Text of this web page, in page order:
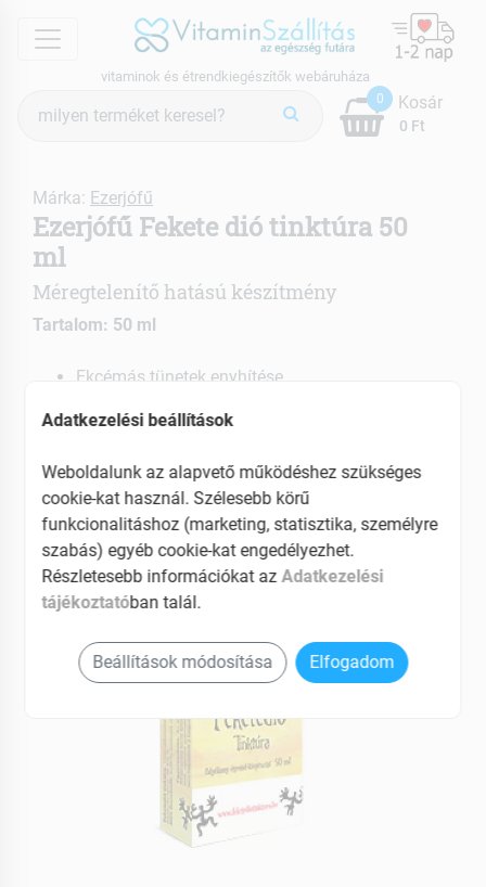
menu
vitaminok és étrendkiegészítők webáruháza
keresés
0
0 Ft
Kosár
Márka: Ezerjófű
Ezerjófű Fekete dió tinktúra 50
ml
Méregtelenítő hatású készítmény
Tartalom: 50 ml
Ekcémás tünetek enyhítése
Adatkezelési beállítások
Weboldalunk az alapvető működéshez szükséges
cookie-kat használ. Szélesebb körű
funkcionalitáshoz (marketing, statisztika, személyre
szabás) egyéb cookie-kat engedélyezhet.
Részletesebb információkat azAdatkezelési
tájékoztatóban talál.
Beállítások módosítása Elfogadom